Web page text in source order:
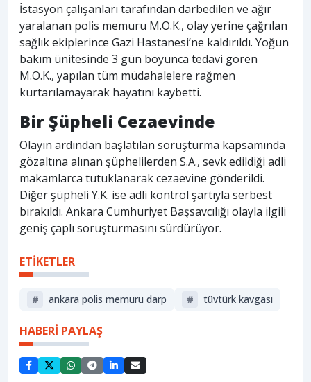
İstasyon çalışanları tarafından darbedilen ve ağır
yaralanan polis memuru M.O.K., olay yerine çağrılan
sağlık ekiplerince Gazi Hastanesi’ne kaldırıldı. Yoğun
bakım ünitesinde 3 gün boyunca tedavi gören
M.O.K., yapılan tüm müdahalelere rağmen
kurtarılamayarak hayatını kaybetti.
Bir Şüpheli Cezaevinde
Olayın ardından başlatılan soruşturma kapsamında
gözaltına alınan şüphelilerden S.A., sevk edildiği adli
makamlarca tutuklanarak cezaevine gönderildi.
Diğer şüpheli Y.K. ise adli kontrol şartıyla serbest
bırakıldı. Ankara Cumhuriyet Başsavcılığı olayla ilgili
geniş çaplı soruşturmasını sürdürüyor.
ETİKETLER
# ankara polis memuru darp # tüvtürk kavgası
HABERİ PAYLAŞ